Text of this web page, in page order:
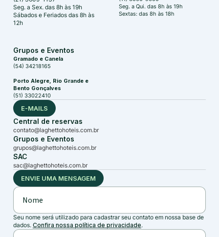
Seg. a Sex. das 8h às 19h
Sábados e Feriados das 8h às
12h
Seg. a Qui. das 8h às 19h
Sextas: das 8h às 18h
Grupos e Eventos
Gramado e Canela
(54) 34218165
Porto Alegre, Rio Grande e
Bento Gonçalves
(51) 33022410
E-MAILS
Central de reservas
contato@laghettohoteis.com.br
Grupos e Eventos
grupos@laghettohoteis.com.br
SAC
sac@laghettohoteis.com.br
ENVIE UMA MENSAGEM
Seu nome será utilizado para cadastrar seu contato em nossa base de
dados. Confira nossa política de privacidade.